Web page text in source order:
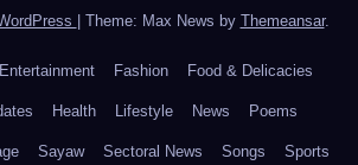
Theme: Max News by Themeansar.
Entertainment Fashion Food & Delicacies
Health Lifestyle News Poems
Sayaw Sectoral News Songs Sports